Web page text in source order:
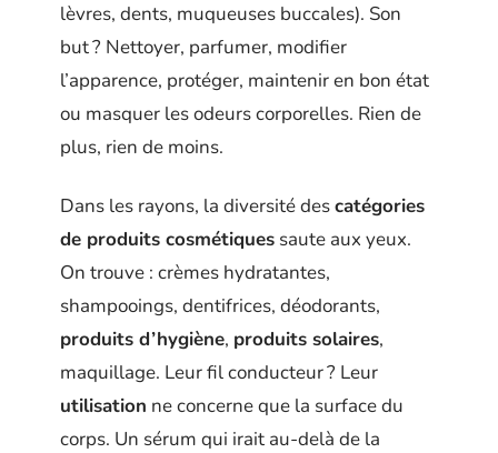
lèvres, dents, muqueuses buccales). Son
but ? Nettoyer, parfumer, modifier
l’apparence, protéger, maintenir en bon état
ou masquer les odeurs corporelles. Rien de
plus, rien de moins.
Dans les rayons, la diversité descatégories
de produits cosmétiques saute aux yeux.
On trouve : crèmes hydratantes,
shampooings, dentifrices, déodorants,
produits d’hygiène, produits solaires,
maquillage. Leur fil conducteur ? Leur
utilisation ne concerne que la surface du
corps. Un sérum qui irait au-delà de la